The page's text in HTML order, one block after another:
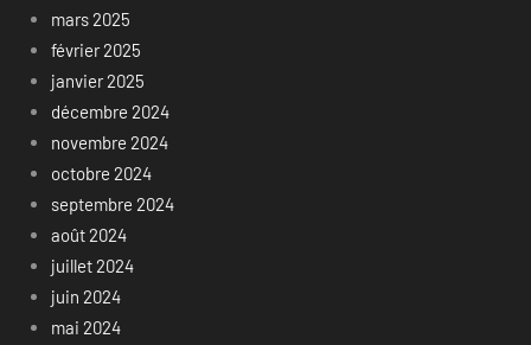
mars 2025
février 2025
janvier 2025
décembre 2024
novembre 2024
octobre 2024
septembre 2024
août 2024
juillet 2024
juin 2024
mai 2024